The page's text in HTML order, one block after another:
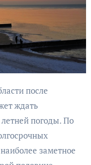
ждать
погоды. По
заметное